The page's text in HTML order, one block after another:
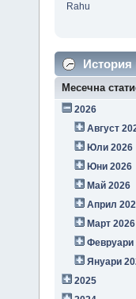
Rahu
История
Месечна
2026
Август
Юли 2026
Юни 2026
Май 2026
Април
Март 2026
Февруари
Януари
2025